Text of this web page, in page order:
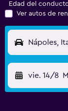
Edad del
Ver autos de
Nápoles,
vie. 14/8